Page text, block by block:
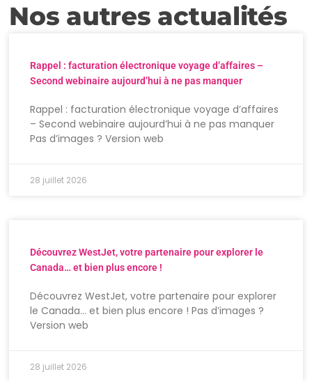
Nos autres actualités
Rappel : facturation électronique voyage d’affaires –
Second webinaire aujourd’hui à ne pas manquer
Rappel : facturation électronique voyage d’affaires
– Second webinaire aujourd’hui à ne pas manquer
Pas d’images ? Version web
28 juillet 2026
Découvrez WestJet, votre partenaire pour explorer le
Canada… et bien plus encore !
Découvrez WestJet, votre partenaire pour explorer
le Canada… et bien plus encore ! Pas d’images ?
Version web
28 juillet 2026